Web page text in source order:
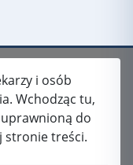
i osób
Wchodząc tu,
do
stronie treści.